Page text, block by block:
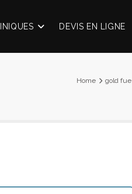
DEVIS EN LIGNE
Home gold fue